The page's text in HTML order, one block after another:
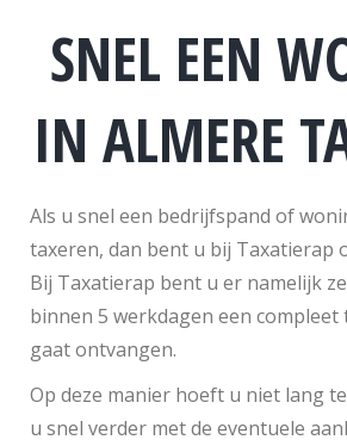
SNEL EEN
IN ALMERE
Als u snel een bedrijfspand of
taxeren, dan bent u bij Taxatierap
Bij Taxatierap bent u er namelijk
binnen 5 werkdagen een
gaat ontvangen.
Op deze manier hoeft u niet lang
u snel verder met de eventuele